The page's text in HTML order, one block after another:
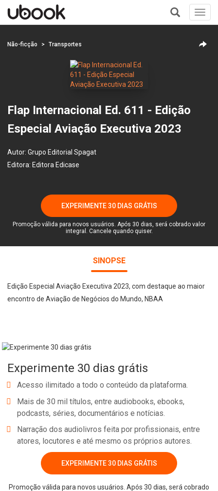
+
Não-ficção Transportes
Flap Internacional Ed. 611 - Edição
Especial Aviação Executiva 2023
Autor: Grupo Editorial Spagat
Editora: Editora Edicase
EXPERIMENTE 30 DIAS GRÁTIS
Promoção válida para novos usuários. Após 30 dias, será cobrado valor
integral. Cancele quando quiser.
SINOPSE
Edição Especial Aviação Executiva 2023, com destaque ao maior
encontro de Aviação de Negócios do Mundo, NBAA
Experimente 30 dias grátis
Acesso ilimitado a todo o conteúdo da plataforma.
Mais de 30 mil títulos, entre audiobooks, ebooks,
podcasts, séries, documentários e notícias.
Narração dos audiolivros feita por profissionais, entre
atores, locutores e até mesmo os próprios autores.
EXPERIMENTE 30 DIAS GRÁTIS
Promoção válida para novos usuários. Após 30 dias, será cobrado